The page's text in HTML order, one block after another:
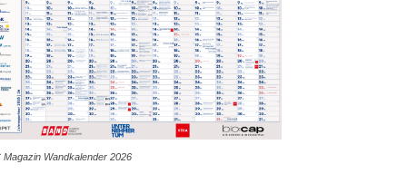
Magazin Wandkalender 2026